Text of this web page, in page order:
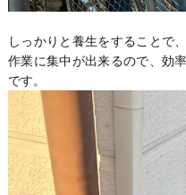
しっかりと養生をすることで
作業に集中が出来るので、効
です。